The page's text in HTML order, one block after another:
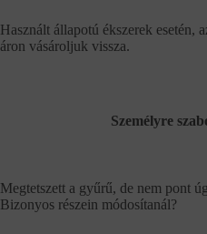
Használt állapotú ékszerek esetén,
áron vásároljuk vissza.
Személyre
Megtetszett a gyűrű, de nem pont
Bizonyos részein módosítanál?